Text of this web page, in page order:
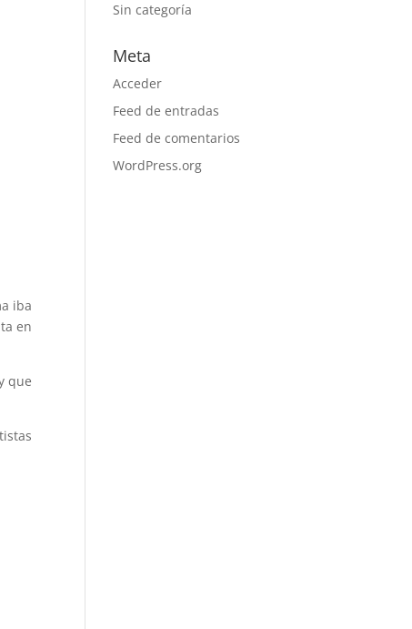
iba
en
que
Sin categoría
Meta
Acceder
Feed de entradas
Feed de comentarios
WordPress.org